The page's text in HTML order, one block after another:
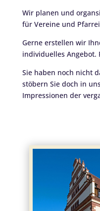
Wir planen und
für Vereine und
Gerne erstellen wir
individuelles Angebot.
Sie haben noch nicht
stöbern Sie doch in
Impressionen der